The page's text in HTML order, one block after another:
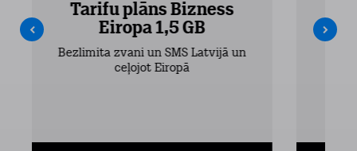
Tarifu plāns Bizness
Eiropa 1,5 GB
Bezlimita zvani un SMS Latvijā un
ceļojot Eiropā